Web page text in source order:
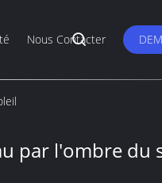
Nous Contacter
par l'ombre du